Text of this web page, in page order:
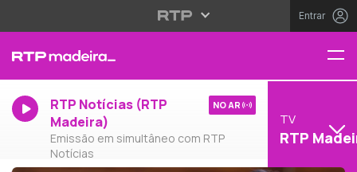
Entrar
RTP Notícias (RTP
Madeira)
Emissão em simultâneo com RTP
Notícias
NO AR
TV
RTP